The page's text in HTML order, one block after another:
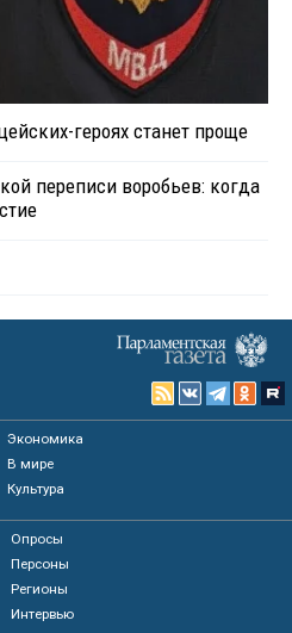
героях станет проще
переписи воробьев: когда
Экономика
В мире
Культура
Опросы
Персоны
Регионы
Интервью